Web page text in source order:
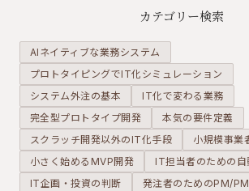
以上の機動
力を手に入
れるための
「黄金の構
成」を提案
します。
ルは最強の
味方です。
ただし、そ
れを「表計
算」ではな
く「データ
ベース」と
して正しく
扱うことが
条件です。
カテゴリー検索
AIネイティブな業務システム
プロトタイピングでIT化シミュレーション
システム外注の基本
IT化で変わる業務
完全型プロトタイプ開発
本気の要件定義
スクラッチ開発以外のIT化手段
小規模事業
小さく始めるMVP開発
IT担当者のための自
IT企画・投資の判断
発注者のためのPM/